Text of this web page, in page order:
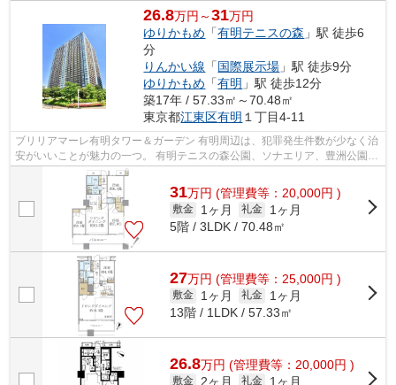
26.8万円～31万円
ゆりかもめ 「有明テニスの森 」駅 徒歩6
分
りんかい線 「国際展示場 」駅 徒歩9分
ゆりかもめ 「有明 」駅 徒歩12分
築17年 / 57.33㎡～70.48㎡
東京都江東区有明 １丁目4-11
ブリリアマーレ有明タワー＆ガーデン 有明周辺は、犯罪発生件数が少なく治
安がいいことが魅力の一つ。 有明テニスの森公園、ソナエリア、豊洲公園、
レインボー公園、潮風公園、お台...
31万円 (管理費等：20,000円 )
敷金 1ヶ月 礼金
1ヶ月
5階 / 3LDK / 70.48㎡
27万円 (管理費等：25,000円 )
敷金 1ヶ月 礼金
1ヶ月
13階 / 1LDK / 57.33㎡
26.8万円 (管理費等：20,000円 )
敷金 2ヶ月 礼金
1ヶ月